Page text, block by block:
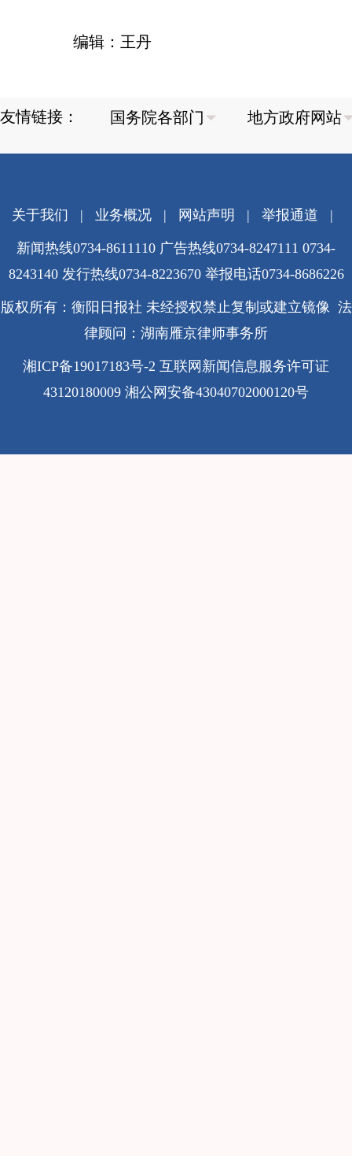
编辑：王丹
友情链接：
关于我们 | 业务概况| 网站声明 | 举报通道 |
新闻热线0734-8611110 广告热线0734-8247111 0734-
8243140 发行热线0734-8223670 举报电话0734-8686226
版权所有：衡阳日报社 未经授权禁止复制或建立镜像 法
律顾问：湖南雁京律师事务所
湘ICP备19017183号-2 互联网新闻信息服务许可证
43120180009 湘公网安备43040702000120号